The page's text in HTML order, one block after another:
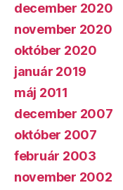
december 2020
november 2020
október 2020
január 2019
máj 2011
december 2007
október 2007
február 2003
november 2002